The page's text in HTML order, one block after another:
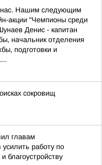
Нашим следующим
акции "Чемпионы среди
Денис - капитан
начальник отделения
подготовки и
сокровищ
главам
работу по
благоустройству